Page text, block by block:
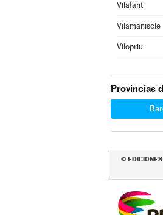
Vilafant
Vilamaniscle
Vilopriu
Provincias
©